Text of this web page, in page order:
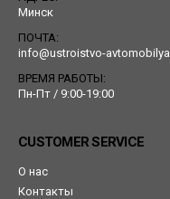
Минск
ПОЧТА:
info@ustroistvo-
ВРЕМЯ РАБОТЫ:
Пн-Пт / 9:00-19:00
CUSTOMER SERVICE
О нас
Контакты